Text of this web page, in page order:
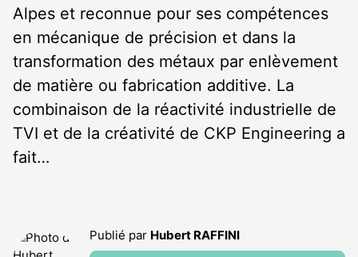
Alpes et reconnue pour ses compétences
en mécanique de précision et dans la
transformation des métaux par enlèvement
de matière ou fabrication additive. La
combinaison de la réactivité industrielle de
TVI et de la créativité de CKP Engineering a
fait…
Publié par Hubert RAFFINI